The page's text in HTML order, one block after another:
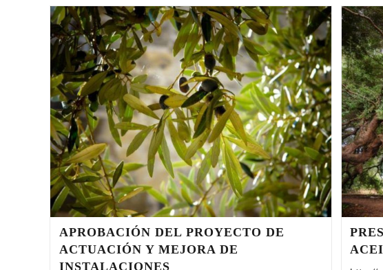
OBTIENE
EL
DISTINTIVO
DE
CALIDAD
«DEGUSTA
JAÉN
CALIDAD»
APROBACIÓN DEL PROYECTO DE
ACTUACIÓN Y MEJORA DE
INSTALACIONES